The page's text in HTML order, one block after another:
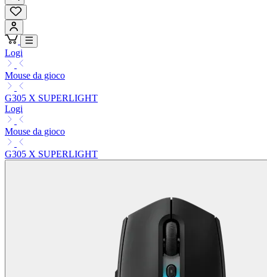
Logi
Mouse da gioco
G305 X SUPERLIGHT
Logi
Mouse da gioco
G305 X SUPERLIGHT